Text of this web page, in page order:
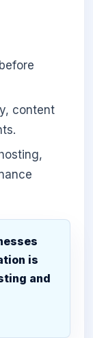
content
is
and